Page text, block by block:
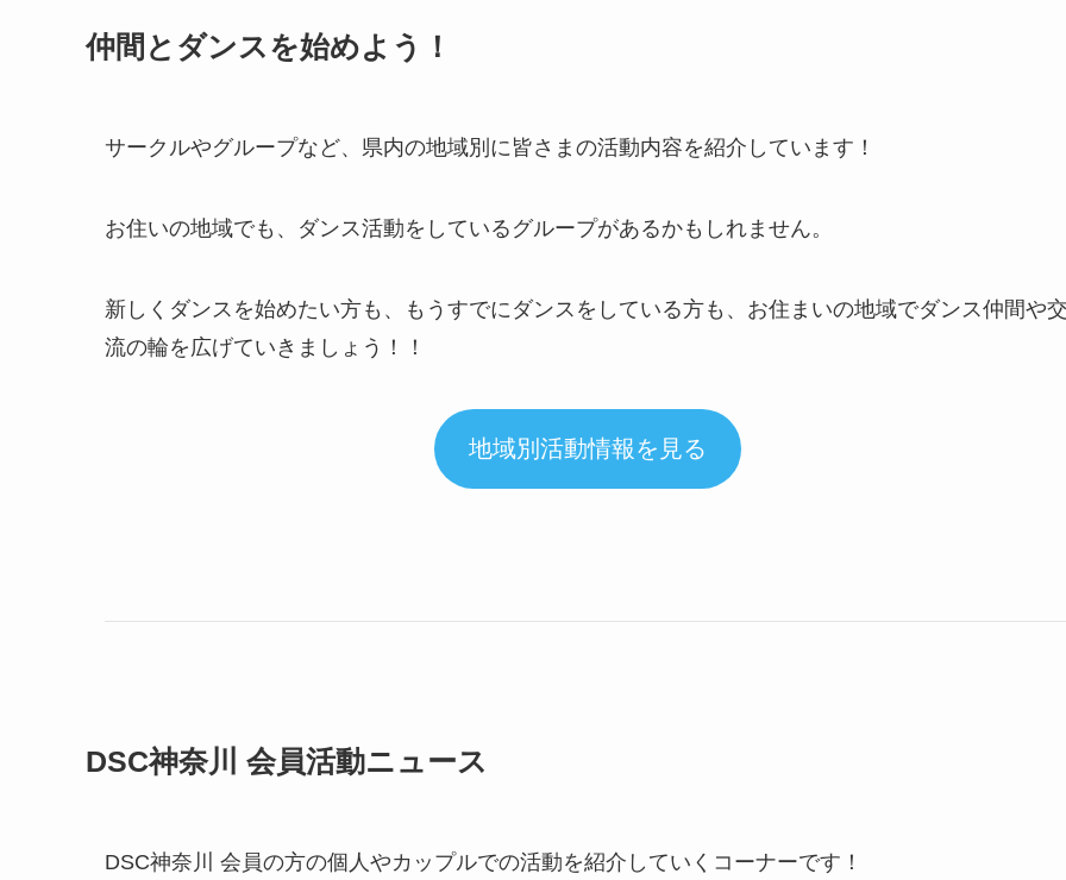
仲間とダンスを始めよう！
サークルやグループなど、県内の地域別に皆さまの活動内容を紹介しています！
お住いの地域でも、ダンス活動をしているグループがあるかもしれません。
新しくダンスを始めたい方も、もうすでにダンスをしている方も、お住まいの地域でダンス仲間や
流の輪を広げていきましょう！！
地域別活動情報を見る
DSC神奈川 会員活動ニュース
DSC神奈川 会員の方の個人やカップルでの活動を紹介していくコーナーです！